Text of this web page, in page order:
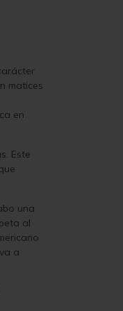
matices
en
Este
una
al
a